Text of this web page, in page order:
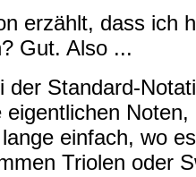
erzählt, dass ich
Gut. Also ...
der Standard-
eigentlichen
einfach, wo
Triolen oder